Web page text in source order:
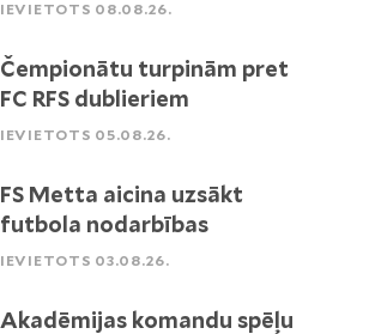
IEVIETOTS 08.08.26.
Čempionātu turpinām pret
FC RFS dublieriem
IEVIETOTS 05.08.26.
FS Metta aicina uzsākt
futbola nodarbības
IEVIETOTS 03.08.26.
Akadēmijas komandu spēļu